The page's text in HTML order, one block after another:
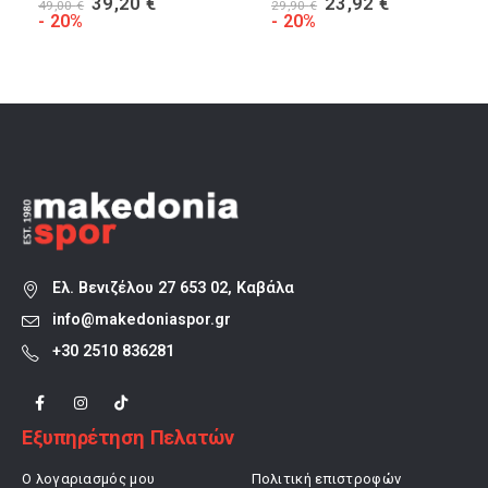
49,00€
price
- 20%
29,90€
price
- 20%
Ελ. Βενιζέλου 27 653 02, Καβάλα
info@makedoniaspor.gr
+30 2510 836281
Εξυπηρέτηση Πελατών
Ο λογαριασμός μου Πολιτική επιστροφών